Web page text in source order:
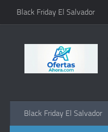
Saltar al contenido
Black Friday El Salvador
Black Friday El Salvador